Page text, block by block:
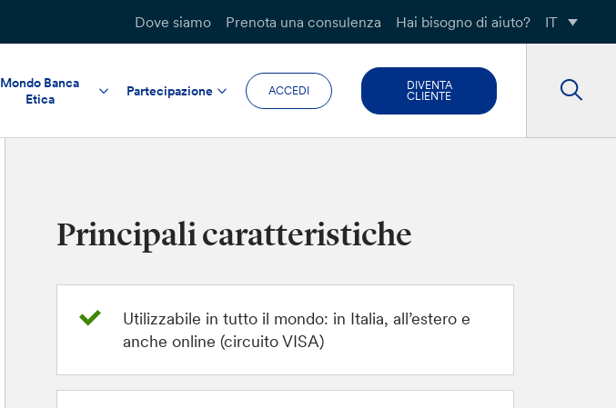
Dove siamo Prenota una consulenza Hai bisogno di aiuto? IT
Mondo Banca
Etica
Partecipazione ACCEDI
DIVENTA
CLIENTE
Principali caratteristiche
Utilizzabile in tutto il mondo: in Italia, all’estero e
anche online (circuito VISA)